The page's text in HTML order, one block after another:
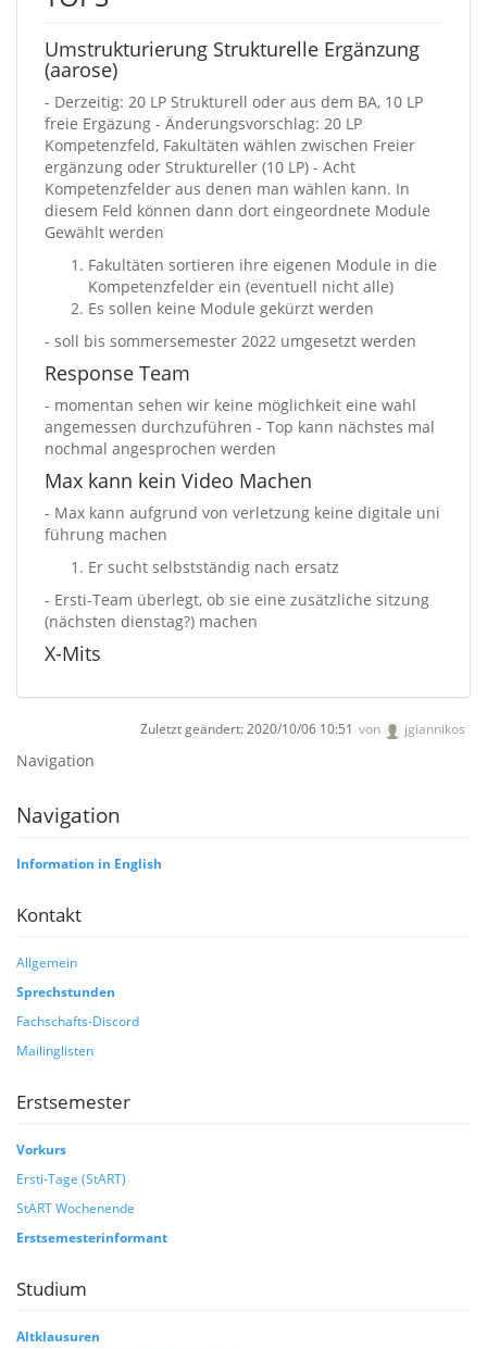
Umstrukturierung Strukturelle Ergänzung
(aarose)
- Derzeitig: 20 LP Strukturell oder aus dem BA, 10 LP
freie Ergäzung - Änderungsvorschlag: 20 LP
Kompetenzfeld, Fakultäten wählen zwischen Freier
ergänzung oder Struktureller (10 LP) - Acht
Kompetenzfelder aus denen man wählen kann. In
diesem Feld können dann dort eingeordnete Module
Gewählt werden
Fakultäten sortieren ihre eigenen Module in die
Kompetenzfelder ein (eventuell nicht alle)
Es sollen keine Module gekürzt werden
- soll bis sommersemester 2022 umgesetzt werden
Response Team
- momentan sehen wir keine möglichkeit eine wahl
angemessen durchzuführen - Top kann nächstes mal
nochmal angesprochen werden
Max kann kein Video Machen
- Max kann aufgrund von verletzung keine digitale uni
führung machen
Er sucht selbstständig nach ersatz
- Ersti-Team überlegt, ob sie eine zusätzliche sitzung
(nächsten dienstag?) machen
X-Mits
Zuletzt geändert: 2020/10/06 10:51 von jgiannikos
Navigation
Navigation
Information in English
Kontakt
Allgemein
Sprechstunden
Fachschafts-Discord
Mailinglisten
Erstsemester
Vorkurs
Ersti-Tage (StART)
StART Wochenende
Erstsemesterinformant
Studium
Altklausuren